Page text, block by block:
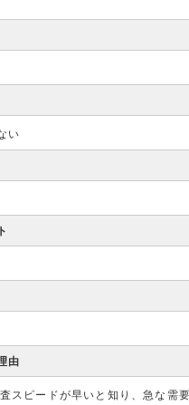
い
由
スピードが早いと知り、急な需